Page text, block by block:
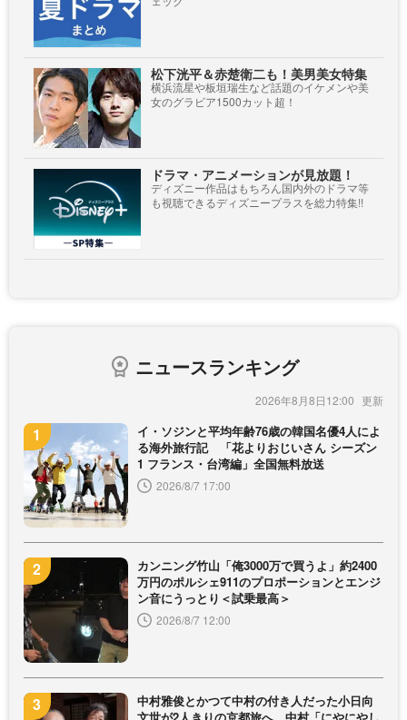
松下洸平＆赤楚衛二も！美男美女特集
横浜流星や板垣瑞生など話題のイケメンや美
女のグラビア1500カット超！
ドラマ・アニメーションが見放題！
ディズニー作品はもちろん国内外のドラマ等
も視聴できるディズニープラスを総力特集!!
ニュースランキング
2026年8月8日12:00
イ・ソジンと平均年齢76歳の韓国名優4人によ
る海外旅行記 「花よりおじいさん シーズン
1 フランス・台湾編」全国無料放送
2026/8/7 17:00
カンニング竹山「俺3000万で買うよ」約2400
万円のポルシェ911のプロポーションとエンジ
ン音にうっとり＜試乗最高＞
2026/8/7 12:00
中村雅俊とかつて中村の付き人だった小日向
文世が2人きりの京都旅へ 中村「にやにやし